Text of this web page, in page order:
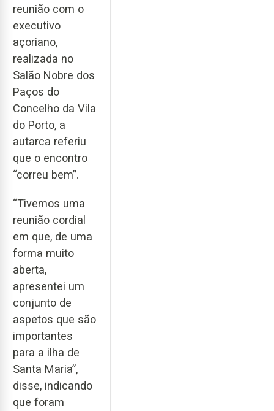
reunião com o
executivo
açoriano,
realizada no
Salão Nobre dos
Paços do
Concelho da Vila
do Porto, a
autarca referiu
que o encontro
“correu bem”.
“Tivemos uma
reunião cordial
em que, de uma
forma muito
aberta,
apresentei um
conjunto de
aspetos que são
importantes
para a ilha de
Santa Maria”,
disse, indicando
que foram